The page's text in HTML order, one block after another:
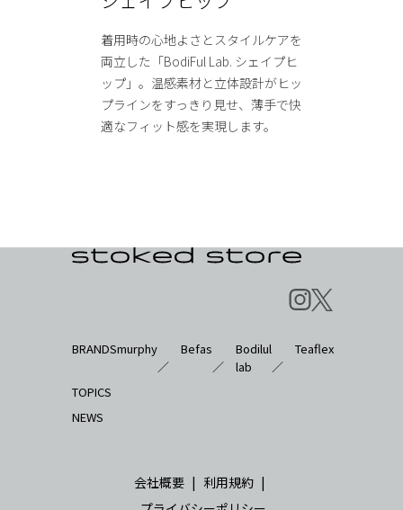
着用時の心地よさとスタイルケアを
両立した「BodiFul Lab. シェイプヒ
ップ」。温感素材と立体設計がヒッ
プラインをすっきり見せ、薄手で快
適なフィット感を実現します。
BRANDSmurphy
／
Befas
／
Bodilul
lab
／
Teaflex
TOPICS
NEWS
会社概要 | 利用規約 |